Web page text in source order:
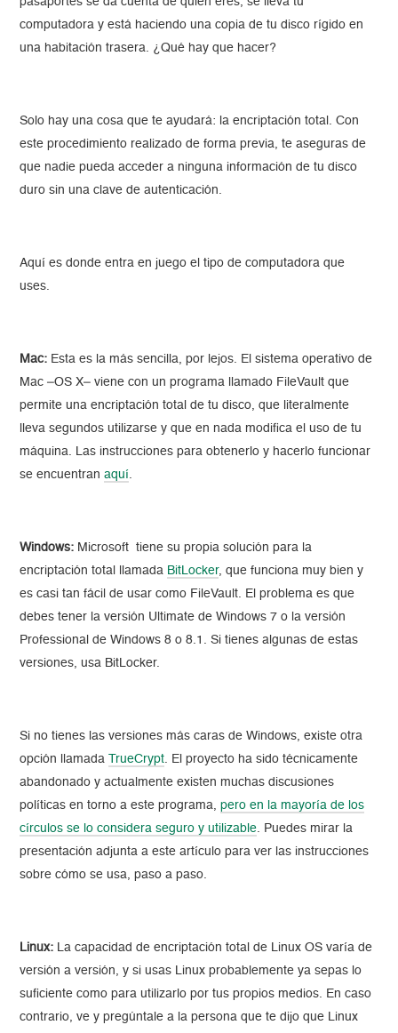
computadora y está haciendo una copia de tu disco rígido en
una habitación trasera. ¿Qué hay que hacer?
Solo hay una cosa que te ayudará: la encriptación total. Con
este procedimiento realizado de forma previa, te aseguras de
que nadie pueda acceder a ninguna información de tu disco
duro sin una clave de autenticación.
Aquí es donde entra en juego el tipo de computadora que
uses.
Mac: Esta es la más sencilla, por lejos. El sistema operativo de
Mac –OS X– viene con un programa llamado FileVault que
permite una encriptación total de tu disco, que literalmente
lleva segundos utilizarse y que en nada modifica el uso de tu
máquina. Las instrucciones para obtenerlo y hacerlo funcionar
se encuentranaquí.
Windows: Microsoft tiene su propia solución para la
encriptación total llamada BitLocker, que funciona muy bien y
es casi tan fácil de usar como FileVault. El problema es que
debes tener la versión Ultimate de Windows 7 o la versión
Professional de Windows 8 o 8.1. Si tienes algunas de estas
versiones, usa BitLocker.
Si no tienes las versiones más caras de Windows, existe otra
opción llamada
TrueCrypt. El proyecto ha sido técnicamente
abandonado y actualmente existen muchas discusiones
políticas en torno a este programa,pero en la mayoría de los
círculos se lo considera seguro y utilizable. Puedes mirar la
presentación adjunta a este artículo para ver las instrucciones
sobre cómo se usa, paso a paso.
Linux: La capacidad de encriptación total de Linux OS varía de
versión a versión, y si usas Linux probablemente ya sepas lo
suficiente como para utilizarlo por tus propios medios. En caso
contrario, ve y pregúntale a la persona que te dijo que Linux